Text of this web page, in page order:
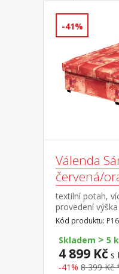
-41%
Válenda
červená/
textilní potah,
provedení
cm
prostor
Kód produktu: P16
Skladem > 5
4 899 Kč s
-41% 8 399 Kč